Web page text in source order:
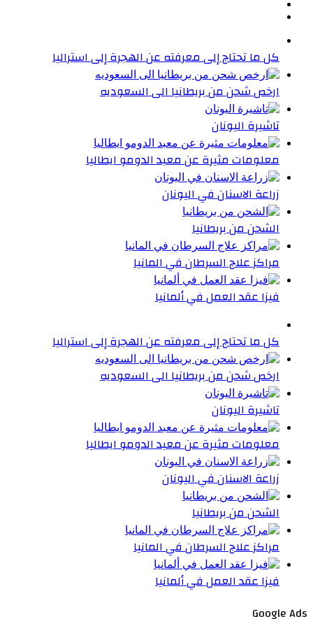
كل ما تحتاج إلى معرفته عن الهجرة إلى استراليا
ارخص شحن من بريطانيا الى السعوديه
تاشيرة اليونان
معلومات مثيرة عن معبد الدومو ايطاليا
زراعة الاسنان في اليونان
الشحن من بريطانيا
مراكز علاج السرطان في المانيا
فيزا عقد العمل في ألمانيا
كل ما تحتاج إلى معرفته عن الهجرة إلى استراليا
ارخص شحن من بريطانيا الى السعوديه
تاشيرة اليونان
معلومات مثيرة عن معبد الدومو ايطاليا
زراعة الاسنان في اليونان
الشحن من بريطانيا
مراكز علاج السرطان في المانيا
فيزا عقد العمل في ألمانيا
Google Ads